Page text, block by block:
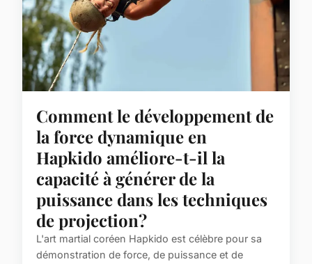
Comment le développement de
la force dynamique en
Hapkido améliore-t-il la
capacité à générer de la
puissance dans les techniques
de projection?
L'art martial coréen Hapkido est célèbre pour sa
démonstration de force, de puissance et de